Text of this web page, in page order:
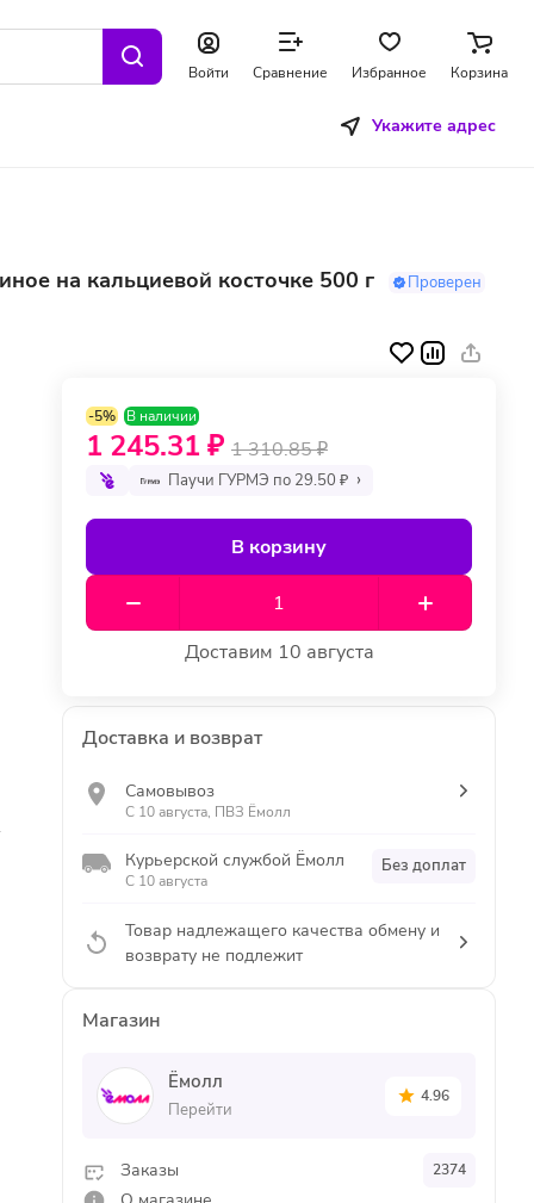
Войти Сравнение Избранное Корзина
Укажите адрес
на кальциевой косточке 500 г Проверен
-5% В наличии
1 245.31 ₽ 1 310.85 ₽
Паучи ГУРМЭ по 29.50 ₽
В корзину
Доставим 10 августа
Доставка и возврат
Самовывоз
С 10 августа, ПВЗ Ёмолл
Курьерской службой Ёмолл
С 10 августа
Без доплат
Товар надлежащего качества обмену и
возврату не подлежит
Магазин
Ёмолл
Перейти
4.96
Заказы 2374